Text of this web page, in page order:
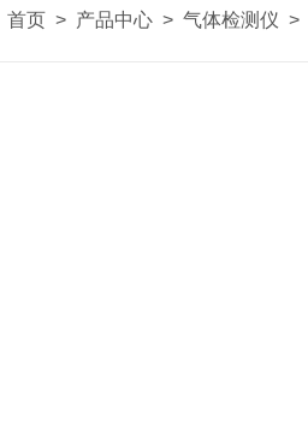
首页 > 产品中心 > 气体检测仪 >